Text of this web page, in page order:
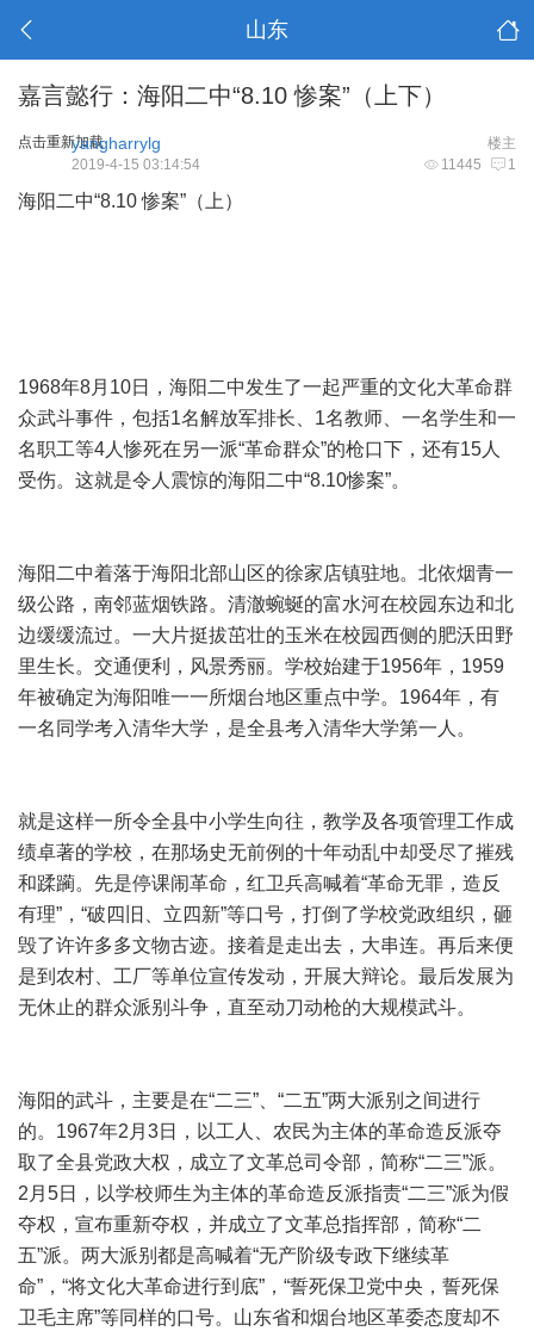
山东
嘉言懿行：海阳二中“8.10 惨案”（上下）
点击重新加载 楼主
yangharrylg
11445 1
2019-4-15 03:14:54
海阳二中“8.10 惨案”（上）
1968年8月10日，海阳二中发生了一起严重的文化大革命群
众武斗事件，包括1名解放军排长、1名教师、一名学生和一
名职工等4人惨死在另一派“革命群众”的枪口下，还有15人
受伤。这就是令人震惊的海阳二中“8.10惨案”。
海阳二中着落于海阳北部山区的徐家店镇驻地。北依烟青一
级公路，南邻蓝烟铁路。清澈蜿蜒的富水河在校园东边和北
边缓缓流过。一大片挺拔茁壮的玉米在校园西侧的肥沃田野
里生长。交通便利，风景秀丽。学校始建于1956年，1959
年被确定为海阳唯一一所烟台地区重点中学。1964年，有
一名同学考入清华大学，是全县考入清华大学第一人。
就是这样一所令全县中小学生向往，教学及各项管理工作成
绩卓著的学校，在那场史无前例的十年动乱中却受尽了摧残
和蹂躏。先是停课闹革命，红卫兵高喊着“革命无罪，造反
有理”，“破四旧、立四新”等口号，打倒了学校党政组织，砸
毁了许许多多文物古迹。接着是走出去，大串连。再后来便
是到农村、工厂等单位宣传发动，开展大辩论。最后发展为
无休止的群众派别斗争，直至动刀动枪的大规模武斗。
海阳的武斗，主要是在“二三”、“二五”两大派别之间进行
的。1967年2月3日，以工人、农民为主体的革命造反派夺
取了全县党政大权，成立了文革总司令部，简称“二三”派。
2月5日，以学校师生为主体的革命造反派指责“二三”派为假
夺权，宣布重新夺权，并成立了文革总指挥部，简称“二
五”派。两大派别都是高喊着“无产阶级专政下继续革
命”，“将文化大革命进行到底”，“誓死保卫党中央，誓死保
卫毛主席”等同样的口号。山东省和烟台地区革委态度却不